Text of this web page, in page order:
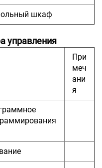
шкаф
управления
При
меч
ани
я